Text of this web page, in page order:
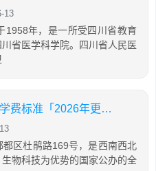
13
1958年，是一所受四川省教育
省医学科学院。四川省人民医
四川省水产学校五年制大专学费标准「2026年更新」
区杜鹃路169号，是西南西北
物科技为优势的国家公办的全